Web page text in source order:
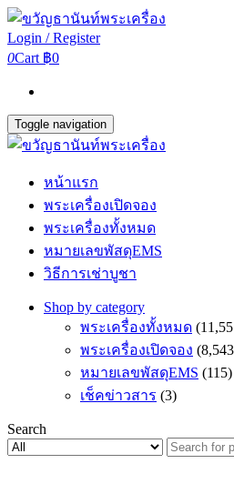
Login / Register
0Cart ฿0
Toggle navigation
หน้าแรก
พระเครื่องเปิดจอง
พระเครื่องทั้งหมด
หมายเลขพัสดุEMS
วิธีการเช่าบูชา
Shop by category
พระเครื่องทั้งหมด
พระเครื่องเปิดจอง
หมายเลขพัสดุEMS (115)
เช็คข่าวสาร (3)
Search